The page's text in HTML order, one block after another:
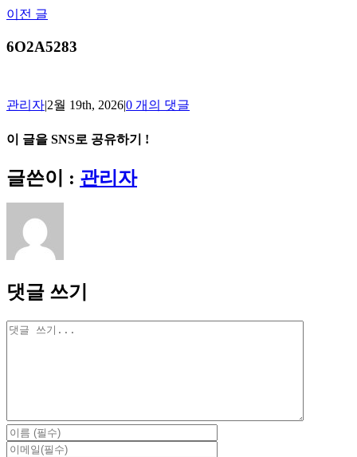
Skip
content
이전 글
6O2A5283
관리자|2월 19th, 2026|0 개의 댓글
이 글을 SNS로 공유하기 !
Facebook
X
Reddit
LinkedIn
Tumblr
Pinterest
Vk
이
메
일
글쓴이 : 관리자
댓글 쓰기
댓